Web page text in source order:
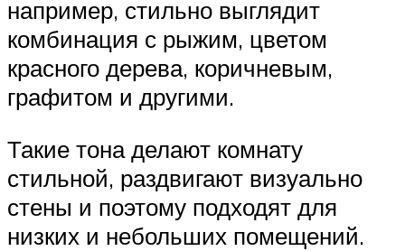
например, стильно выглядит
комбинация с рыжим, цветом
красного дерева, коричневым,
графитом и другими.
Такие тона делают комнату
стильной, раздвигают визуально
стены и поэтому подходят для
низких и небольших помещений.